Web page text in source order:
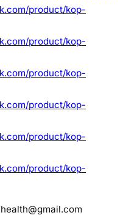
product/kop-
product/kop-
product/kop-
product/kop-
product/kop-
product/kop-